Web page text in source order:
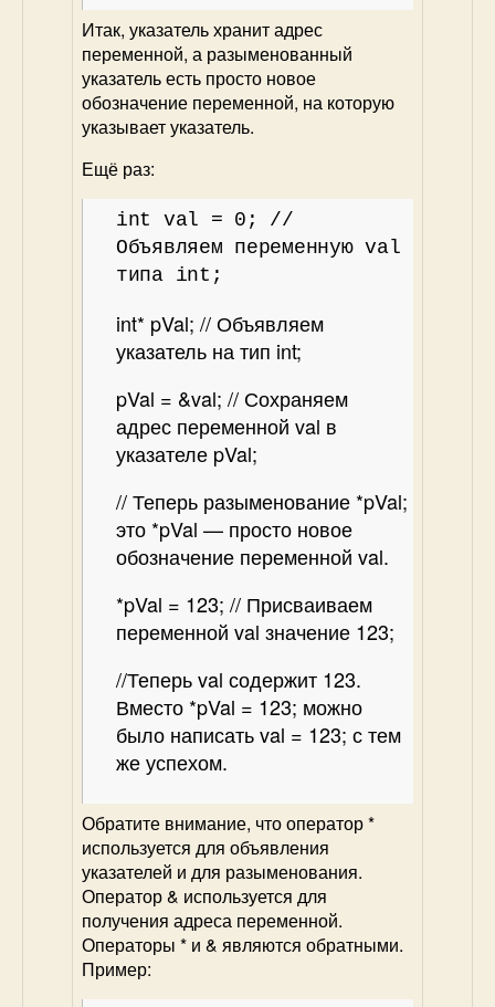
Итак, указатель хранит адрес
переменной, а разыменованный
указатель есть просто новое
обозначение переменной, на которую
указывает указатель.
Ещё раз:
int val = 0; //
Объявляем переменную val
типа int;
int* pVal; // Объявляем
указатель на тип int;
pVal = &val; // Сохраняем
адрес переменной val в
указателе pVal;
// Теперь разыменование *pVal;
это *pVal — просто новое
обозначение переменной val.
*pVal = 123; // Присваиваем
переменной val значение 123;
//Теперь val содержит 123.
Вместо *pVal = 123; можно
было написать val = 123; с тем
же успехом.
Обратите внимание, что оператор *
используется для объявления
указателей и для разыменования.
Оператор & используется для
получения адреса переменной.
Операторы * и & являются обратными.
Пример: